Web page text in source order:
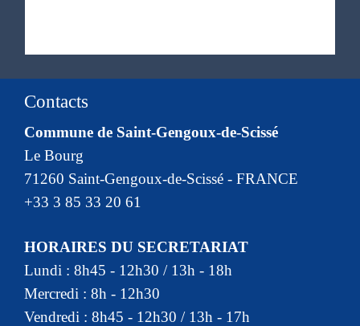
Contacts
Commune de Saint-Gengoux-de-Scissé
Le Bourg
71260 Saint-Gengoux-de-Scissé - FRANCE
+33 3 85 33 20 61
HORAIRES DU SECRETARIAT
Lundi : 8h45 - 12h30 / 13h - 18h
Mercredi : 8h - 12h30
Vendredi : 8h45 - 12h30 / 13h - 17h